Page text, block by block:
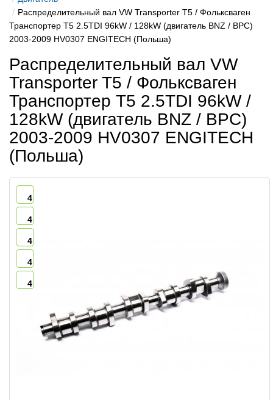
Распределительный вал VW Transporter T5 / Фольксваген
Транспортер Т5 2.5TDI 96kW / 128kW (двигатель BNZ / BPC)
2003-2009 HV0307 ENGITECH (Польша)
Распределительный вал VW
Transporter T5 / Фольксваген
Транспортер Т5 2.5TDI 96kW /
128kW (двигатель BNZ / BPC)
2003-2009 HV0307 ENGITECH
(Польша)
4
4
4
4
4